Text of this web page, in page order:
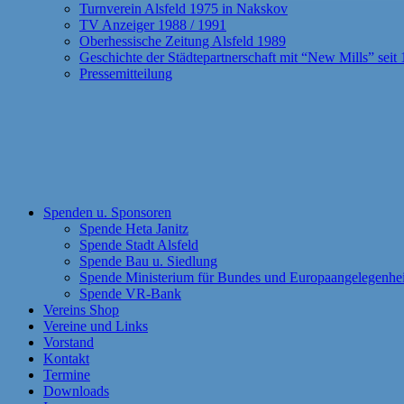
Turnverein Alsfeld 1975 in Nakskov
TV Anzeiger 1988 / 1991
Oberhessische Zeitung Alsfeld 1989
Geschichte der Städtepartnerschaft mit “New Mills” seit
Pressemitteilung
Spenden u. Sponsoren
Spende Heta Janitz
Spende Stadt Alsfeld
Spende Bau u. Siedlung
Spende Ministerium für Bundes und
Spende VR-Bank
Vereins Shop
Vereine und Links
Vorstand
Kontakt
Termine
Downloads